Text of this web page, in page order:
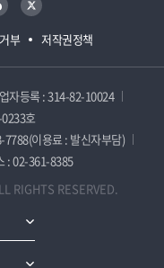
부 저작권정책
자등록 : 314-82-10024
호
7788(이용료 : 발신자부담)
: 02-361-8385
RIGHTS RESERVED.